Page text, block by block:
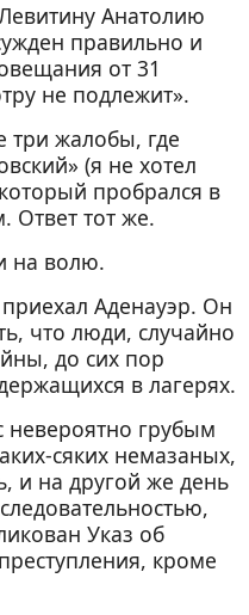
Анатолию
правильно и
от 31
не подлежит».
три жалобы, где
(я не хотел
пробрался в
Ответ тот же.
на волю.
Аденауэр. Он
что люди, случайно
до сих пор
в лагерях.
невероятно грубым
сяких немазаных,
и на другой же день
Указ об
кроме